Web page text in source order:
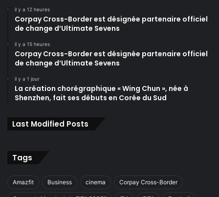
il y a 12 heures
Corpay Cross-Border est désignée partenaire officiel
de change d’Ultimate Sevens
il y a 15 heures
Corpay Cross-Border est désignée partenaire officiel
de change d’Ultimate Sevens
il y a 1 jour
La création chorégraphique « Wing Chun », née à
Shenzhen, fait ses débuts en Corée du Sud
Last Modified Posts
Tags
Amazfit Business cinema Corpay Cross-Border